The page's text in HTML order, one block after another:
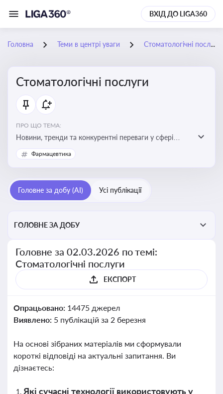
ВХІД ДО LIGA360
Головна Теми в центрі уваги Стоматологічні послуги
Стоматологічні послуги
ПРО ЩО ТЕМА:
Новини, тренди та конкурентні переваги у сфері
стоматологічних послуг. Використання новітніх
технологій та стратегій для покращення
Фармацевтика
Головне за добу (AI) Усі публікації
ГОЛОВНЕ ЗА ДОБУ
Головне за 02.03.2026 по темі:
Стоматологічні послуги
ЕКСПОРТ
Опрацьовано: 14475 джерел
Виявлено: 5 публікацій за 2 березня
На основі зібраних матеріалів ми сформували
короткі відповіді на актуальні запитання. Ви
дізнаєтесь:
Які сучасні технології використовують у